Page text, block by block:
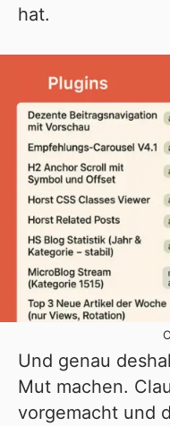
hat.
Und genau
Mut machen.
vorgemacht und